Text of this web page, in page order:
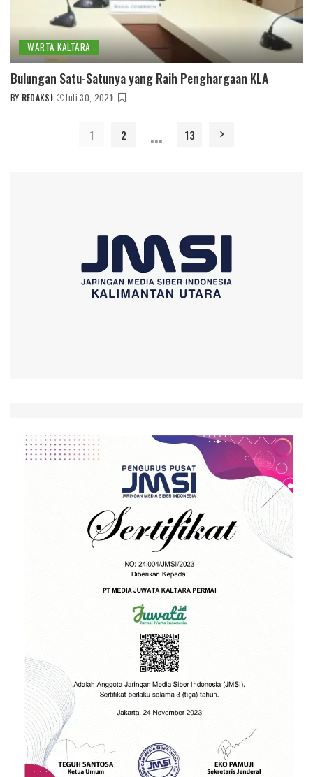
WARTA KALTARA
Bulungan Satu-Satunya yang Raih Penghargaan KLA
POSTED
BY REDAKSI Juli 30, 2021
1 2 … 13